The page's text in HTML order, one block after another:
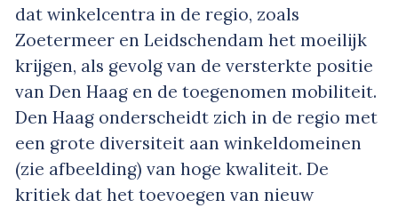
dat winkelcentra in de regio, zoals
Zoetermeer en Leidschendam het moeilijk
krijgen, als gevolg van de versterkte positie
van Den Haag en de toegenomen mobiliteit.
Den Haag onderscheidt zich in de regio met
een grote diversiteit aan winkeldomeinen
(zie afbeelding) van hoge kwaliteit. De
kritiek dat het toevoegen van nieuw